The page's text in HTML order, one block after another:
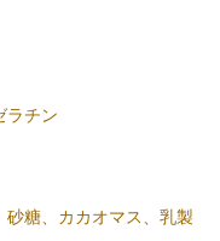
ラチン
糖、カカオマス、乳製